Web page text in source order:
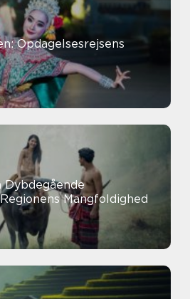
Opdagelsesrejsens
Dybdegående
Mangfoldighed